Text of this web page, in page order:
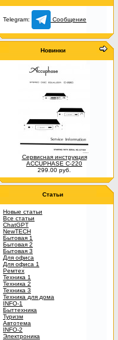
Telegram: Сообщение
Новинки
Сервисная инструкция
ACCUPHASE C-220
299.00 руб.
Статьи
Новые статьи
Все статьи
ChatGPT
NewTECH
Бытовая 1
Бытовая 2
Бытовая 3
Для офиса
Для офиса 1
Ремтех
Техника 1
Техника 2
Техника 3
Техника для дома
INFO-1
Быттехника
Туризм
Автотема
INFO-2
Электроника